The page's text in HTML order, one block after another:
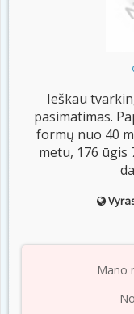
Ieškau
pasimatimas.
formų nuo 40
metu, 176 ūgis
Mano